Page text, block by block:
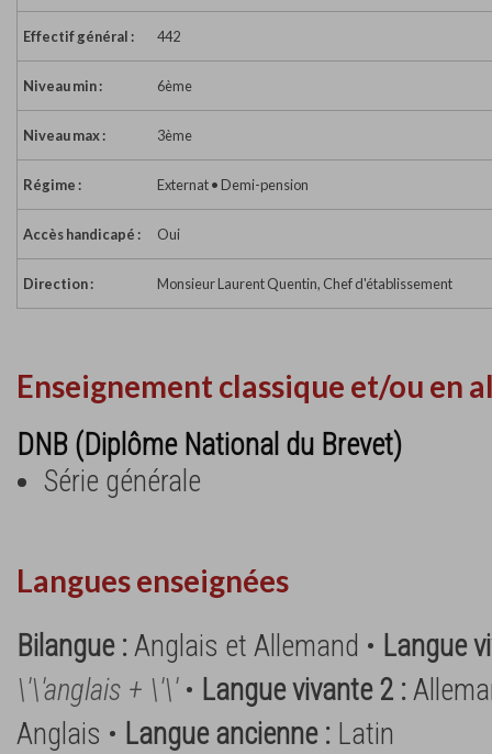
Effectif général : 442
Niveau min : 6ème
Niveau max : 3ème
Régime : Externat • Demi-pension
Accès handicapé : Oui
Direction : Monsieur Laurent Quentin, Chef d'établissement
Enseignement classique et/ou en
DNB (Diplôme National du Brevet)
Série générale
Langues enseignées
Bilangue :Anglais et Allemand • Langue
\'\'anglais + \'\'• Langue vivante 2 :
Anglais • Langue ancienne : Latin